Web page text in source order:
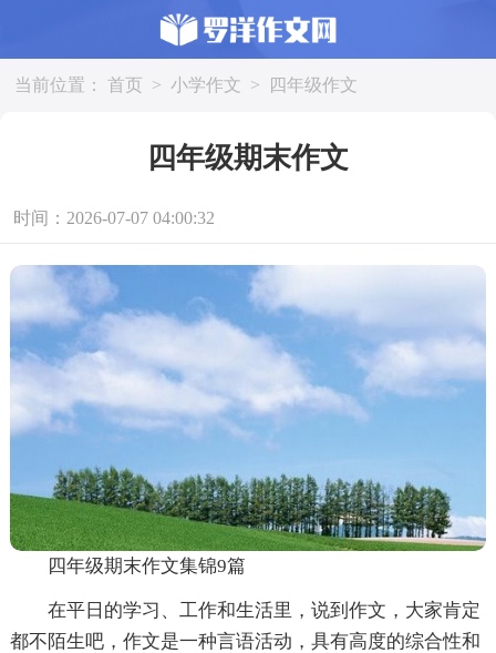
当前位置： 首页 > 小学作文 > 四年级作文
四年级期末作文
时间：2026-07-07 04:00:32
四年级期末作文集锦9篇
在平日的学习、工作和生活里，说到作文，大家肯定
都不陌生吧，作文是一种言语活动，具有高度的综合性和